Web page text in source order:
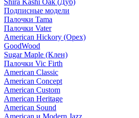
Shira Kashi Oak (Дуб)
Подписные модели
Палочки Tama
Палочки Vater
American Hickory (Орех)
GoodWood
Sugar Maple (Клен)
Палочки Vic Firth
American Classic
American Concept
American Custom
American Heritage
American Sound
American и Modern Jazz